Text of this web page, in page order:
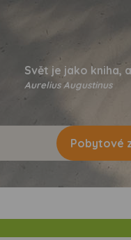
Svět je jako kniha,
Aurelius Augustinus
Pobytové